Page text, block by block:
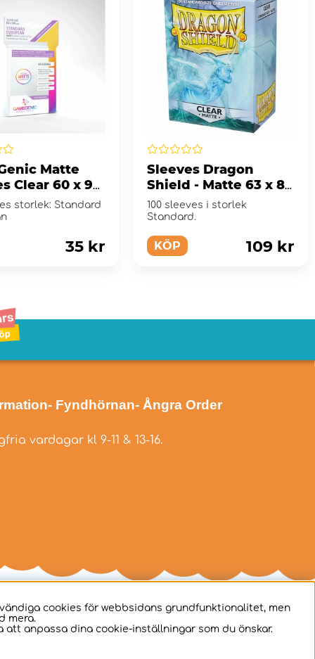
Matte
Clear 60 x 92
storlek: Standard
35 kr
Sleeves Dragon
Shield - Matte 63 x 88
mm Clear
100 sleeves i storlek
Standard.
KÖP 109 kr
- Fyndhörnan- Ångra Order
vardagar kl 9-11 & 13-16.
cookies för webbsidans grundfunktionalitet, men
mera.
anpassa dina cookie-inställningar som du önskar.